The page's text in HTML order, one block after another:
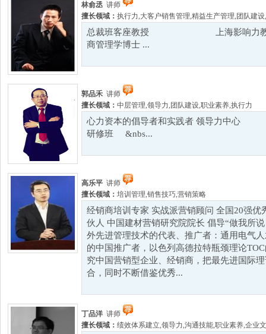
林俞丞 讲师
擅长领域： 执行力,大客户销售管理,精益生产管理, 团队建设,
总裁班客座教授 上海影响力教育集
商管理学博士 ...
郭品禾 讲师
擅长领域： 中层管理,领导力, 团队建设,职业素养,执行力
心力资本的倡导者和实践者 领导力
研修班 &nbs...
高乐平 讲师
擅长领域： 培训管理,销售技巧,营销策略
经销商培训专家 实战派营销顾问 全国20强优
伙人 中国建材营销研究院院长 倡导“做我所
外先进管理技术的代表、推广者：通用电气
的中国推广者，以色列高德拉特瓶颈理论
究中国营销型企业、经销商，把最先进国际
合，同时不断借鉴优秀...
丁品洋 讲师
擅长领域： 绩效体系建立,领导力,沟通技能,职业素养,企业